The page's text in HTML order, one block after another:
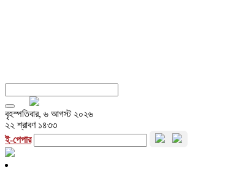
বৃহস্পতিবার, ৬ আগস্ট ২০২৬
২২ শ্রাবণ ১৪৩৩
ই-পেপার